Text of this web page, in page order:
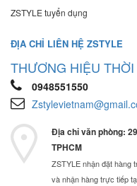
ZSTYLE tuyển dụng
ĐỊA CHỈ LIÊN HỆ ZSTYLE
THƯƠNG HIỆU
0948551550
Địa chỉ văn phòng:
TPHCM
ZSTYLE nhận đặt hàng
và nhận hàng trực tiếp